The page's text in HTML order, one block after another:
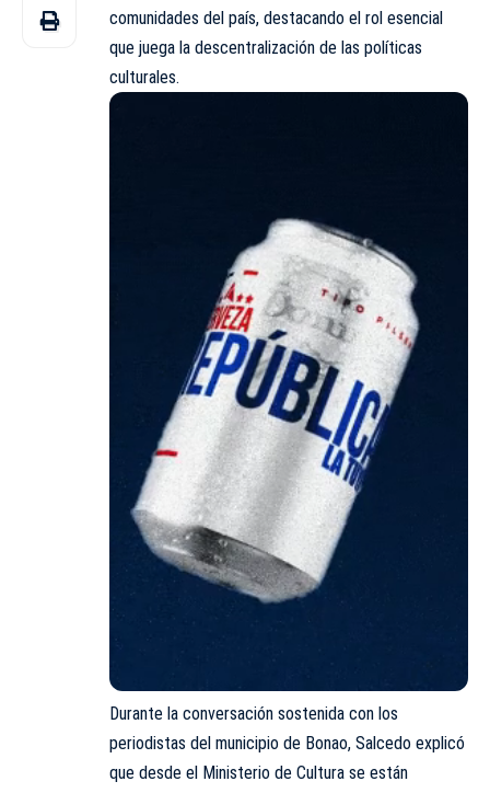
comunidades del país, destacando el rol esencial
que juega la descentralización de las políticas
culturales.
Durante la conversación sostenida con los
periodistas del municipio de Bonao, Salcedo explicó
que desde el Ministerio de Cultura se están